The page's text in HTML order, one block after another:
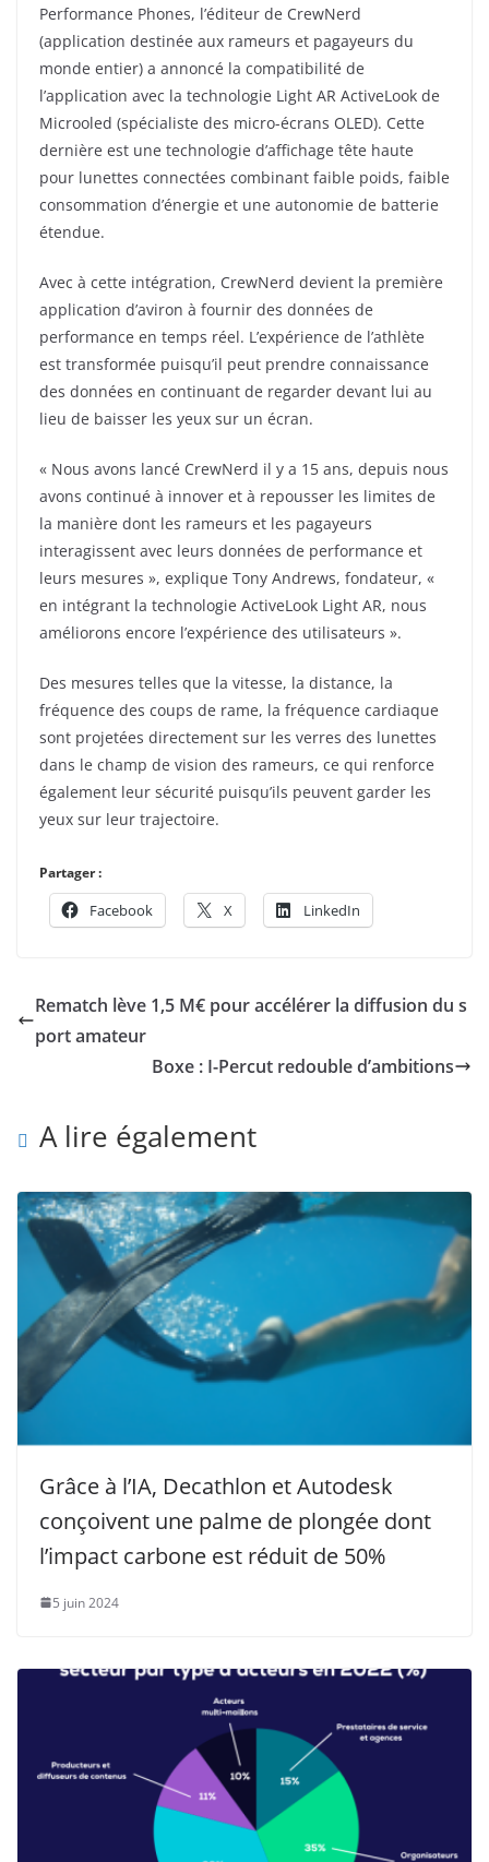
Performance Phones, l’éditeur de CrewNerd
(application destinée aux rameurs et pagayeurs du
monde entier) a annoncé la compatibilité de
l’application avec la technologie Light AR ActiveLook de
Microoled (spécialiste des micro-écrans OLED). Cette
dernière est une technologie d’affichage tête haute
pour lunettes connectées combinant faible poids, faible
consommation d’énergie et une autonomie de batterie
étendue.
Avec à cette intégration, CrewNerd devient la première
application d’aviron à fournir des données de
performance en temps réel. L’expérience de l’athlète
est transformée puisqu’il peut prendre connaissance
des données en continuant de regarder devant lui au
lieu de baisser les yeux sur un écran.
« Nous avons lancé CrewNerd il y a 15 ans, depuis nous
avons continué à innover et à repousser les limites de
la manière dont les rameurs et les pagayeurs
interagissent avec leurs données de performance et
leurs mesures », explique Tony Andrews, fondateur, «
en intégrant la technologie ActiveLook Light AR, nous
améliorons encore l’expérience des utilisateurs ».
Des mesures telles que la vitesse, la distance, la
fréquence des coups de rame, la fréquence cardiaque
sont projetées directement sur les verres des lunettes
dans le champ de vision des rameurs, ce qui renforce
également leur sécurité puisqu’ils peuvent garder les
yeux sur leur trajectoire.
Partager :
Facebook X LinkedIn
Rematch lève 1,5 M€ pour accélérer la diffusion du s
port amateur
Boxe : I-Percut redouble d’ambitions
A lire également
Grâce à l’IA, Decathlon et Autodesk
conçoivent une palme de plongée dont
l’impact carbone est réduit de 50%
5 juin 2024